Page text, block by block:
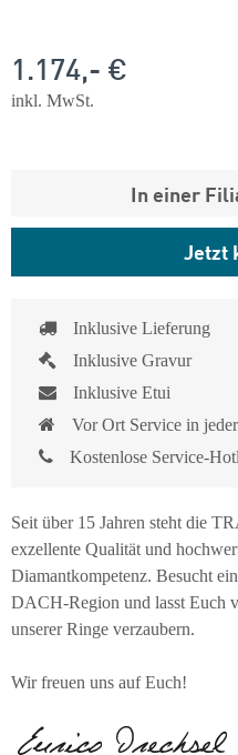
1.174,- €
inkl. MwSt.
In einer
Jetzt
Inklusive Lieferung
Inklusive Gravur
Inklusive Etui
Vor Ort Service in
Kostenlose Service-
Seit über 15 Jahren steht die
exzellente Qualität und
Diamantkompetenz. Besucht
DACH-Region und lasst Euch
unserer Ringe verzaubern.
Wir freuen uns auf Euch!